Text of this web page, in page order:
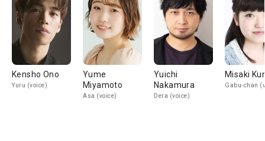
Kensho Ono
Yuru (voice)
Yume
Miyamoto
Asa (voice)
Yuichi
Nakamura
Dera (voice)
Misaki
Gabu-chan